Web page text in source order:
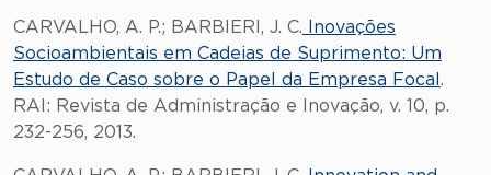
CARVALHO, A. P.; BARBIERI, J. C. Inovações
Socioambientais em Cadeias de Suprimento: Um
Estudo de Caso sobre o Papel da Empresa Focal .
RAI: Revista de Administração e Inovação, v. 10, p.
232-256, 2013.